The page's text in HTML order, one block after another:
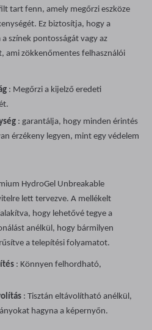
tart fenn, amely megőrzi eszköze
Ez biztosítja, hogy a
színek pontosságát vagy az
ami zökkenőmentes felhasználói
: Megőrzi a kijelző eredeti
: garantálja, hogy minden érintés
érzékeny legyen, mint egy védelem
HydroGel Unbreakable
lett tervezve. A mellékelt
hogy lehetővé tegye a
anélkül, hogy bármilyen
a telepítési folyamatot.
: Könnyen felhordható,
: Tisztán eltávolítható anélkül,
hagyna a képernyőn.